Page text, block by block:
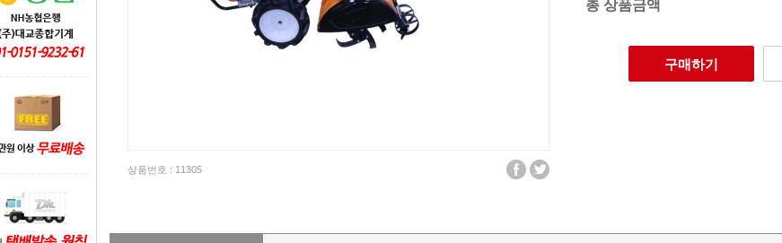
상품번호 : 11305
총 상품금액
구매하기